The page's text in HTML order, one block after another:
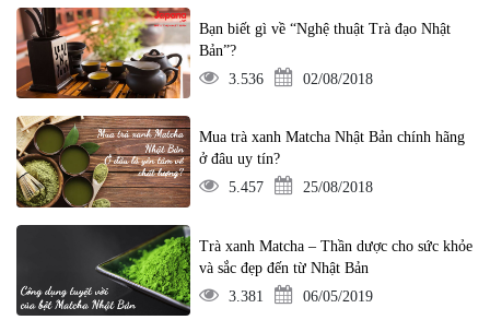
Bạn biết gì về “Nghệ thuật Trà đạo Nhật
Bản”?
3.536
02/08/2018
Mua trà xanh Matcha Nhật Bản chính hãng
ở đâu uy tín?
5.457
25/08/2018
Trà xanh Matcha – Thần dược cho sức khỏe
và sắc đẹp đến từ Nhật Bản
3.381
06/05/2019